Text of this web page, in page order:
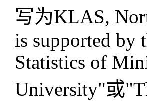
写为KLAS,
is supported by
Statistics of
University"或